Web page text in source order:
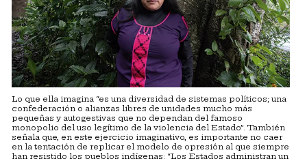
Lo que ella imagina “es una diversidad de sistemas políticos; una
confederación o alianzas libres de unidades mucho más
pequeñas y autogestivas que no dependan del famoso
monopolio del uso legítimo de la violencia del Estado”. También
señala que, en este ejercicio imaginativo, es importante no caer
en la tentación de replicar el modelo de opresión al que siempre
han resistido los pueblos indígenas: “Los Estados administran un